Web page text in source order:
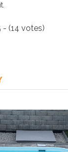
- (14 votes)